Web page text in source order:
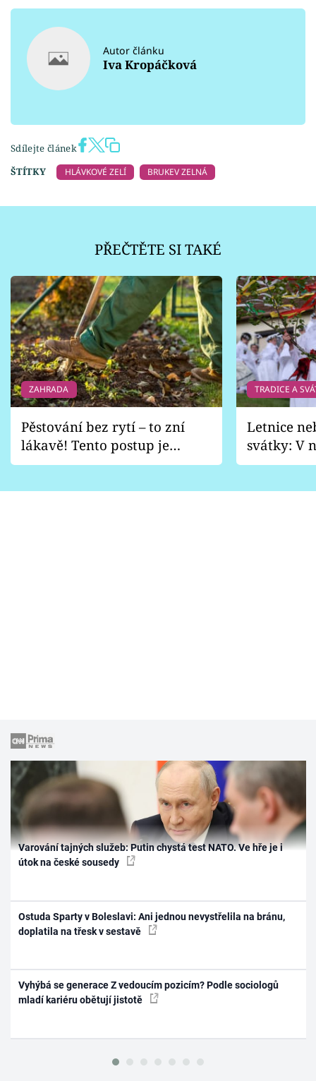
Autor článku
Iva Kropáčková
Sdílejte článek
ŠTÍTKY
HLÁVKOVÉ ZELÍ BRUKEV ZELNÁ
PŘEČTĚTE SI TAKÉ
ZAHRADA
Pěstování bez rytí – to zní
lákavě! Tento postup je
vhodný jen pro některé
TRADICE A
Letnice
svátky: V
pondělí
Varování tajných služeb: Putin chystá test NATO. Ve hře je i
útok na české sousedy
Ostuda Sparty v Boleslavi: Ani jednou nevystřelila na bránu,
doplatila na třesk v sestavě
Vyhýbá se generace Z vedoucím pozicím? Podle sociologů
mladí kariéru obětují jistotě